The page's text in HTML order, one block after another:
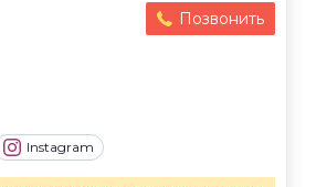
Позвонить
Instagram